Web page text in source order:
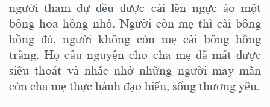
người tham dự đều được cài lên ngực áo một
bông hoa hồng nhỏ. Người còn mẹ thì cài bông
hồng đỏ, người không còn mẹ cài bông hồng
trắng. Họ cầu nguyện cho cha mẹ đã mất được
siêu thoát và nhắc nhở những người may mắn
còn cha mẹ thực hành đạo hiếu, sống thương yêu.